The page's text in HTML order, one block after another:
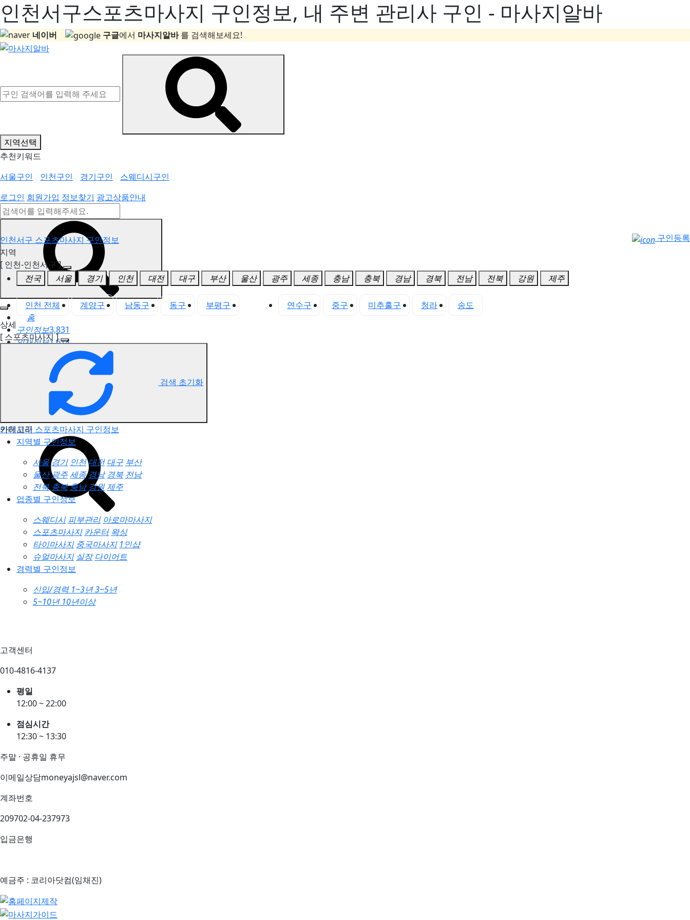
인천서구스포츠마사지 구인정보, 내 주변 관리사 구인 - 마사지알바
네이버 구글에서 마사지알바를 검색해보세요!
지역선택
추천키워드
서울구인
인천구인 경기구인
스웨디시구인
로그인 회원가입 정보찾기 광고상품안내
홈
구인정보3,831
인재정보1,618
고객센터
전국업체정보
마사지가이드
업체 서비스 관리
인천서구 스포츠마사지 구인정보
인천서구 스포츠마사지 구인정보
구인등록
지역
[ 인천-인천서구 ]
전국
서울 경기 인천 대전 대구 부산 울산 광주 세종 충남 충북 경남 경북 전남 전북 강원 제주
인천 전체 계양구 남동구 동구 부평구 연수구 중구 미추홀구 청라
송도
상세
[ 스포츠마사지 ]
검색 초기화
카테고리
지역별 구인정보
서울경기 인천대전 대구 부산
울산광주세종경남 경북 전남
전북 충북충남 강원제주
업종별 구인정보
스웨디시 피부관리 아로마마사지
스포츠마사지 카운터 왁싱
타이마사지 중국마사지 1인샵
슈얼마사지 실장 다이어트
경력별 구인정보
신입/경력 1~3년3~5년
5~10년 10년이상
고객센터
010-4816-4137
평일
12:00 ~ 22:00
점심시간
12:30 ~ 13:30
주말 · 공휴일 휴무
이메일상담moneyajsl@naver.com
계좌번호
209702-04-237973
입금은행
예금주 : 코리아닷컴(임채진)